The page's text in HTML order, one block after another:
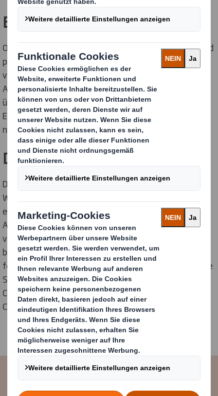
Ein Team.
Ohne Dich läuft es nicht, denn Du erstellst Berichte und
präsentierst Erkenntnisse, die den Geschäftserfolg
vorantreiben und arbeitest eng mit verschiedenen
Abteilungen zusammen, um Budgets zu planen und zu
überwachen, Kosten zu kontrollieren und
Effizienzsteigerungen zu identifizieren. Dabei bist Du
natürlich nicht allein.
Dein Profil.
Du hast ein abgeschlossenes BWL- oder
Wirtschaftswissenschaften-Studium. Von Vorteil ist
ein Master im Bereich Corporate Finance, MBA oder ein
ACCA Abschluss in Corporate Finance, und vielleicht
verfügst Du auch schon über Berufserfahrung? Du
bleibst in stressigen Situationen besonnen und
fokussiert und verfügst außerdem über gute englische
Sprachkenntnisse. SAP, insbesondere die Module FI &
CO, sind Dir bekannt und Du hast schon mal was von
CBS- und/oder HFM gehört.